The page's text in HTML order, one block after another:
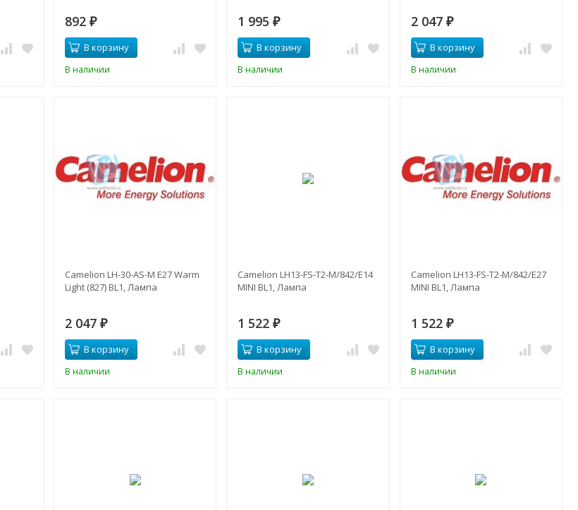
892 ₽
В корзину
В наличии
1 995₽
В корзину
В наличии
2 047 ₽
В корзину
В наличии
Camelion LH-30-AS-M E27 Warm
Light (827) BL1, Лампа
2 047 ₽
В корзину
В наличии
Camelion LH13-FS-T2-M/842/E14
MINI BL1, Лампа
1 522₽
В корзину
В наличии
Camelion LH13-FS-T2-M/842/E27
MINI BL1, Лампа
1 522 ₽
В корзину
В наличии